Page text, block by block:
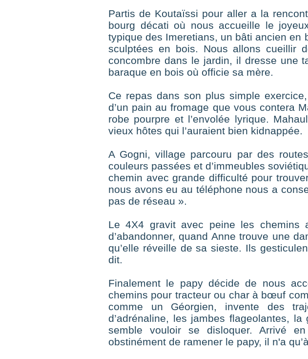
Partis de Koutaïssi pour aller a la
bourg décati où nous accueille le
typique des Imeretians, un bâti ancien en
sculptées en bois. Nous allons cueillir
concombre dans le jardin, il dresse une
baraque en bois où officie sa mère.
Ce repas dans son plus simple
d’un pain au fromage que vous contera
robe pourpre et l’envolée lyrique.
vieux hôtes qui l’auraient bien kidnappée.
A Gogni, village parcouru par des
couleurs passées et d’immeubles
chemin avec grande difficulté pour
nous avons eu au téléphone nous a
pas de réseau ».
Le 4X4 gravit avec peine les chemins
d’abandonner, quand Anne trouve une
qu’elle réveille de sa sieste. Ils
dit.
Finalement le papy décide de nous
chemins pour tracteur ou char à bœuf
comme un Géorgien, invente des
d’adrénaline, les jambes flageolantes,
semble vouloir se disloquer. Arrivé
obstinément de ramener le papy, il n'a